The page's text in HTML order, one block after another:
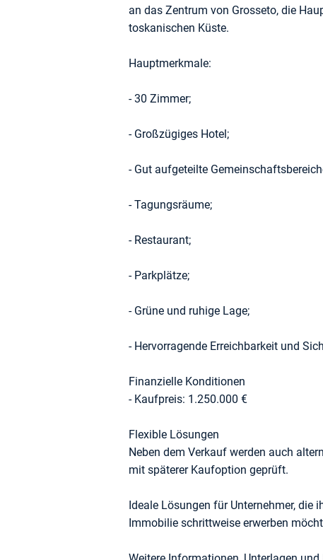
an das Zentrum von Grosseto, die
toskanischen Küste.
Hauptmerkmale:
- 30 Zimmer;
- Großzügiges Hotel;
- Gut aufgeteilte
- Tagungsräume;
- Restaurant;
- Parkplätze;
- Grüne und ruhige Lage;
- Hervorragende Erreichbarkeit und
Finanzielle Konditionen
- Kaufpreis: 1.250.000 €
Flexible Lösungen
Neben dem Verkauf werden auch
mit späterer Kaufoption geprüft.
Ideale Lösungen für Unternehmer, die
Immobilie schrittweise erwerben